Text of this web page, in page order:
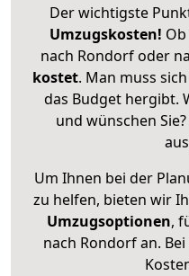
Der wichtigste
Umzugskosten!
nach Rondorf oder
kostet. Man muss
das Budget hergibt.
und wünschen
Um Ihnen bei der
zu helfen, bieten wir
Umzugsoptionen,
nach Rondorf an.